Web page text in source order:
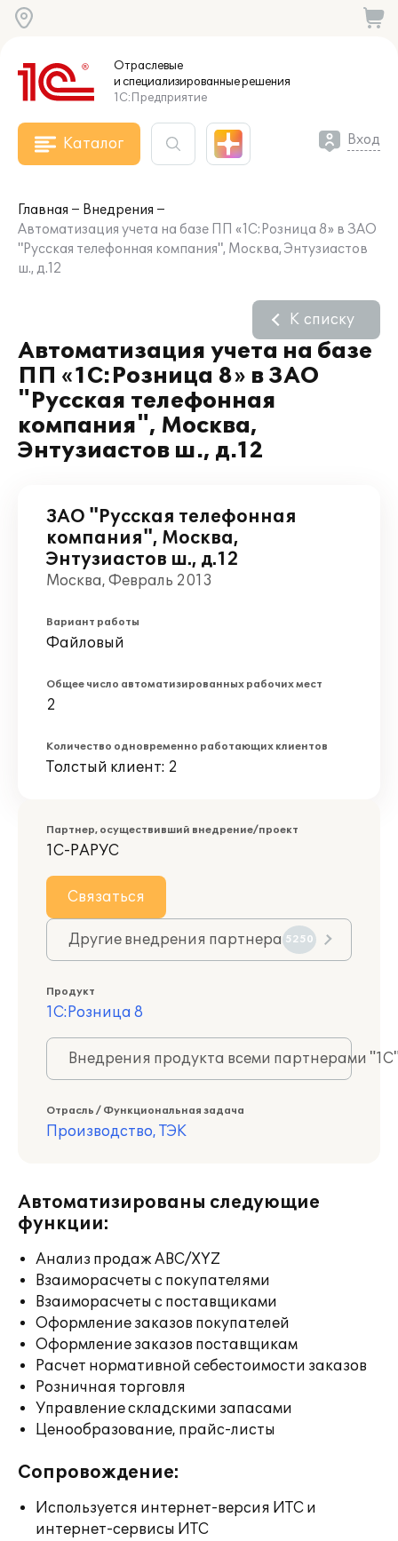
Отраслевые
и специализированныерешения
1С:Предприятие
Каталог Вход
Главная
Внедрения
Автоматизация учета на базе ПП «1С:Розница 8» в ЗАО
"Русская телефонная компания", Москва, Энтузиастов
ш., д.12
Автоматизация учета на базе
ПП «1С:Розница 8» в ЗАО
"Русская телефонная
компания", Москва,
Энтузиастов ш., д.12
К списку
ЗАО "Русская телефонная
компания", Москва,
Энтузиастов ш., д.12
Москва, Февраль 2013
Вариант работы
Файловый
Общее число автоматизированных рабочих мест
2
Количество одновременно работающих клиентов
Толстый клиент: 2
Партнер, осуществивший внедрение/проект
1С-РАРУС
Связаться
Другие внедрения партнера 5250
Продукт
1С:Розница 8
Внедрения продукта всеми партнерами
Отрасль / Функциональная задача
Производство, ТЭК
Автоматизированы следующие
функции:
Анализ продаж ABC/XYZ
Взаиморасчеты с покупателями
Взаиморасчеты с поставщиками
Оформление заказов покупателей
Оформление заказов поставщикам
Расчет нормативной себестоимости заказов
Розничная торговля
Управление складскими запасами
Ценообразование, прайс-листы
Сопровождение:
Используется интернет-версия ИТС и
интернет-сервисы ИТС